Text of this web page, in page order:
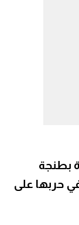
بطنجة
حربها على